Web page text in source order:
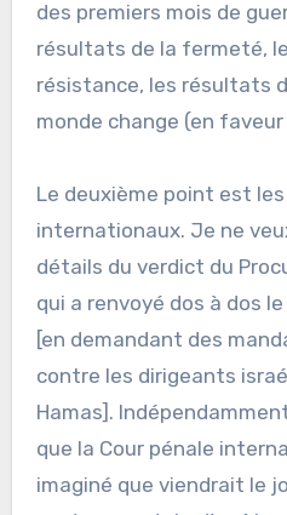
des premiers mois de
résultats de la fermeté,
résistance, les résultats
monde change (en
Le deuxième point est
internationaux. Je ne
détails du verdict du
qui a renvoyé dos à dos
[en demandant des
contre les dirigeants
Hamas].
que la Cour pénale
imaginé que viendrait le